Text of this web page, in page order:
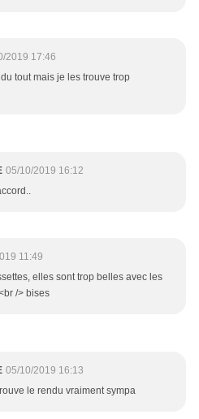
2019 17:46
tout mais je les trouve trop
05/10/2019 16:12
11:49
elles sont trop belles avec les
/> bises
05/10/2019 16:13
le rendu vraiment sympa